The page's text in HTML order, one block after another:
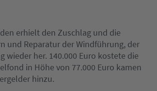
erhielt den Zuschlag und die
und Reparatur der Windführung, der
wieder her. 140.000 Euro kostete die
in Höhe von 77.000 Euro kamen
hinzu.